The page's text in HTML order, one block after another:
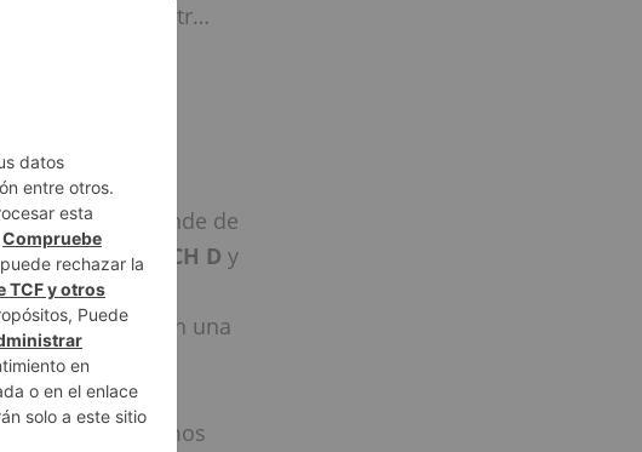
Habla con nosotr…
formatos y
o a todo color,
usado depende de
,bond ,ARCH D y
y mantener la
tienen una
Buscamos